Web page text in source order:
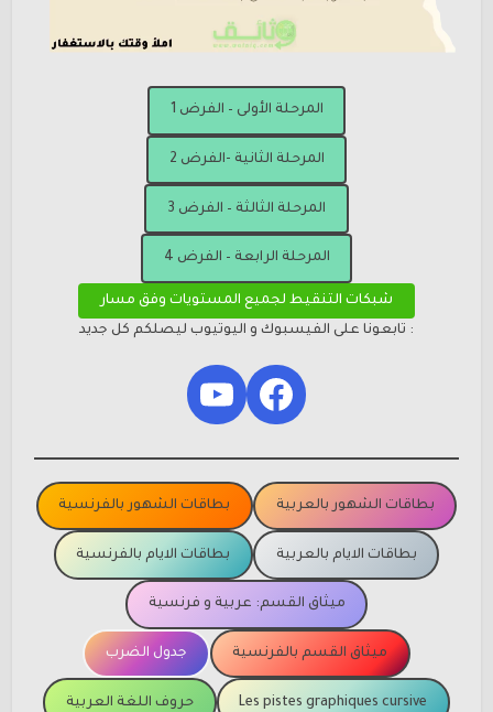
المرحلة الأولى – الفرض 1
المرحلة الثانية -الفرض 2
المرحلة الثالثة – الفرض 3
المرحلة الرابعة – الفرض 4
شبكات التنقيط لجميع المستويات وفق مسار
: تابعونا على الفيسبوك و اليوتيوب ليصلكم كل جديد
Facebook
YouTube
بطاقات الشهور بالعربية بطاقات الشهور بالفرنسية
بطاقات الايام بالعربية بطاقات الايام بالفرنسية
ميثاق القسم: عربية و فرنسية
ميثاق القسم بالفرنسية جدول الضرب
Les pistes graphiques cursive حروف اللغة العربية